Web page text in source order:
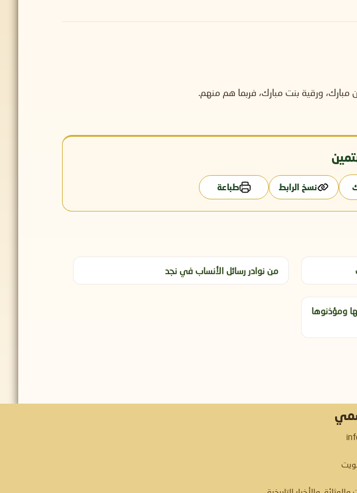
مبارك، ورقية بنت مبارك، فربما هم منهم.
نسخ الرابط طباعة
من نوادر رسائل الأنساب في نجد
ومؤذنوها